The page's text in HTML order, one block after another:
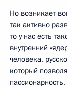
Но возникает
так активно
то у нас есть
внутренний
человека,
который